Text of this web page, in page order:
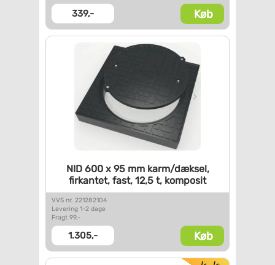
339,- Køb
NID 600 x 95 mm karm/dæksel,
firkantet, fast, 12,5 t, komposit
VVS nr. 221282104
Levering 1-2 dage
Fragt 99,-
1.305,- Køb